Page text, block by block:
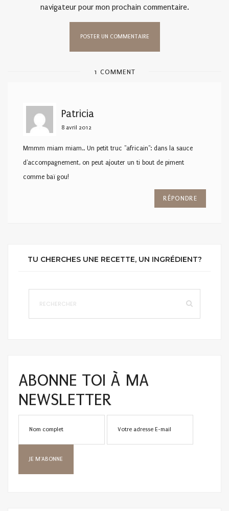
navigateur pour mon prochain commentaire.
1 COMMENT
Patricia
8 avril 2012
Mmmm miam miam.. Un petit truc "africain": dans la sauce
d'accompagnement, on peut ajouter un ti bout de piment
comme baï gou!
RÉPONDRE
TU CHERCHES UNE RECETTE, UN INGRÉDIENT?
ABONNE TOI À MA
NEWSLETTER